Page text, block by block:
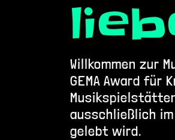
Willkommen zur
GEMA Award für
ausschließlich
gelebt wird.